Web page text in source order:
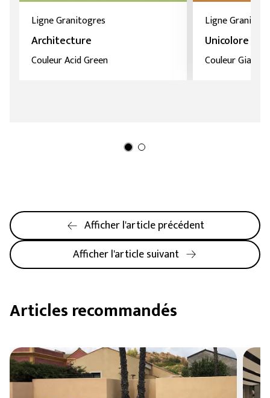
Ligne Granitogres
Architecture
Couleur Acid Green
Ligne
Unicolore
Couleur Giallo
Afficher l'article précédent
Afficher l'article suivant
Articles recommandés